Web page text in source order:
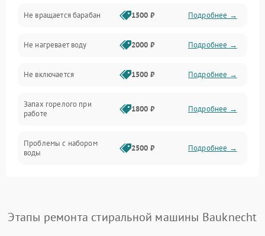
Слив
Программное обеспечение
Не вращается барабан 1500 ₽ Подробнее →
Не нагревает воду 2000 ₽ Подробнее →
Не включается 1500 ₽ Подробнее →
Запах горелого при
работе
1800 ₽ Подробнее →
Проблемы с набором
воды
2500 ₽ Подробнее →
2200 ₽ Подробнее →
Этапы ремонта стиральной машины Bauknecht